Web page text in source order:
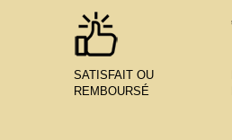
SATISFAIT OU
REMBOURSÉ